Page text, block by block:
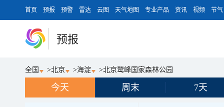
首页 预报 预警 雷达 云图 天气地图 专业产品 资讯 视频 节气
预报
全国 >北京 >海淀 >北京鹫峰国家森林公园
今天 周末 7天